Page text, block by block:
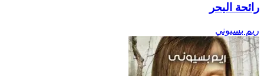
رائحة البحر
ريم بسيوني